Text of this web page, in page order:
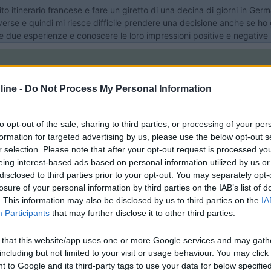
- Do Not Process My Personal Information
opt-out of the sale, sharing to third parties, or processing of your
for targeted advertising by us, please use the below opt-out
selection. Please note that after your opt-out request is processed
interest-based ads based on personal information utilized by us
to third parties prior to your opt-out. You may separately
of your personal information by third parties on the IAB’s list of
This information may also be disclosed by us to third parties on the
Participants that may further disclose it to other third parties.
that this website/app uses one or more Google services and may
but not limited to your visit or usage behaviour. You may
to Google and its third-party tags to use your data for below
itinerario francese e fare un giretto di una decina di giorni in
e quindi mi riesce difficile prendere una decisione anche se
esperienze e conoscere le loro impressioni positive e
la costa nord della Spagna e nel 2001 la Romantischestrasse.
negative da passarti. Come hai giustamente notato sono
Comunque io (ho già detto in altro 3d che no sono obiettivo in
nord oltre alle coste atlantiche riserva interessanti visite alle